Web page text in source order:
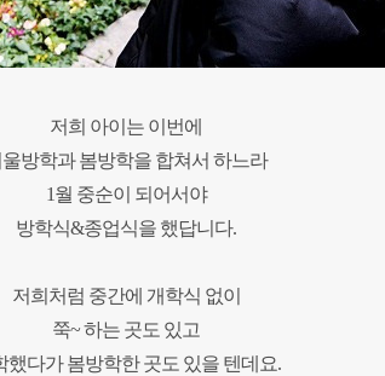
저희 아이는 이번에
방학과 봄방학을 합쳐서 하느라
1월 중순이 되어서야
방학식&종업식을 했답니다.
저희처럼 중간에 개학식 없이
쭉~ 하는 곳도 있고
했다가 봄방학한 곳도 있을 텐데요.